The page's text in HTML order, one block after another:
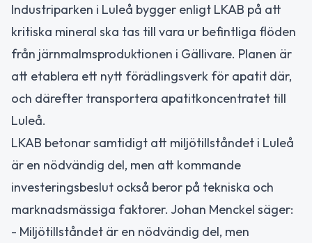
Industriparken i Luleå bygger enligt LKAB på att
kritiska mineral ska tas till vara ur befintliga flöden
från järnmalmsproduktionen i Gällivare. Planen är
att etablera ett nytt förädlingsverk för apatit där,
och därefter transportera apatitkoncentratet till
Luleå.
LKAB betonar samtidigt att miljötillståndet i Luleå
är en nödvändig del, men att kommande
investeringsbeslut också beror på tekniska och
marknadsmässiga faktorer. Johan Menckel säger:
- Miljötillståndet är en nödvändig del, men